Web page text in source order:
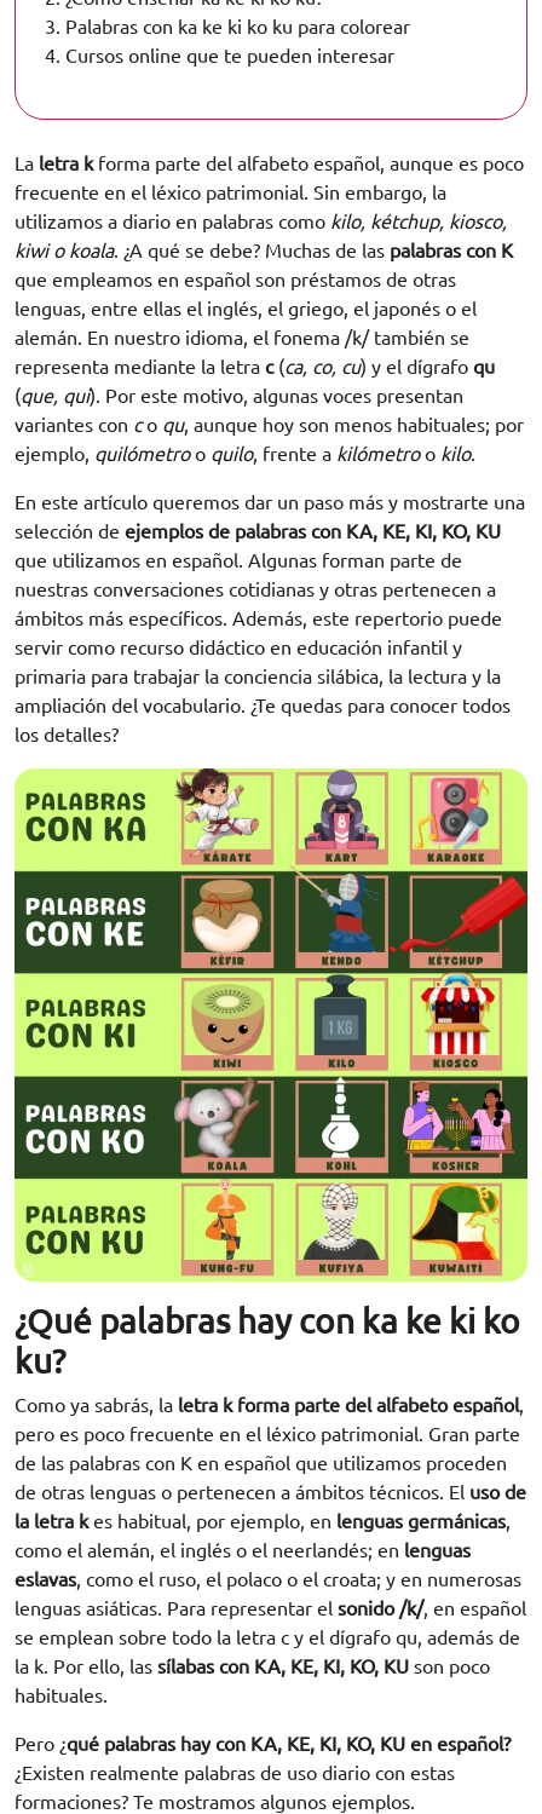
3. Palabras con ka ke ki ko ku para colorear
4. Cursos online que te pueden interesar
La letra kforma parte del alfabeto español, aunque es poco
frecuente en el léxico patrimonial. Sin embargo, la
utilizamos a diario en palabras como kilo, kétchup, kiosco,
kiwi o koala. ¿A qué se debe? Muchas de las palabras con K
que empleamos en español son préstamos de otras
lenguas, entre ellas el inglés, el griego, el japonés o el
alemán. En nuestro idioma, el fonema /k/ también se
representa mediante la letra c(ca, co, cu) y el dígrafo qu
(que, qui). Por este motivo, algunas voces presentan
variantes con co qu, aunque hoy son menos habituales; por
ejemplo, quilómetroo quilo, frente a kilómetroo kilo.
En este artículo queremos dar un paso más y mostrarte una
selección de ejemplos de palabras con KA, KE, KI, KO, KU
que utilizamos en español. Algunas forman parte de
nuestras conversaciones cotidianas y otras pertenecen a
ámbitos más específicos. Además, este repertorio puede
servir como recurso didáctico en educación infantil y
primaria para trabajar la conciencia silábica, la lectura y la
ampliación del vocabulario. ¿Te quedas para conocer todos
los detalles?
¿Qué palabras hay con ka ke ki ko
ku?
Como ya sabrás, la letra k forma parte del alfabeto español,
pero es poco frecuente en el léxico patrimonial. Gran parte
de las palabras con K en español que utilizamos proceden
de otras lenguas o pertenecen a ámbitos técnicos. El uso de
la letra kes habitual, por ejemplo, en lenguas germánicas,
como el alemán, el inglés o el neerlandés; en lenguas
eslavas, como el ruso, el polaco o el croata; y en numerosas
lenguas asiáticas. Para representar el sonido /k/, en español
se emplean sobre todo la letra c y el dígrafo qu, además de
la k. Por ello, las sílabas con KA, KE, KI, KO, KU son poco
habituales.
Pero ¿qué palabras hay con KA, KE, KI, KO, KU en español?
¿Existen realmente palabras de uso diario con estas
formaciones? Te mostramos algunos ejemplos.